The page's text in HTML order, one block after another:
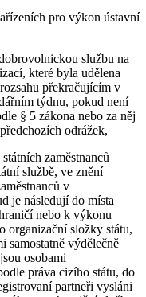
pro výkon ústavní
službu na
které byla udělena
překračujícím v
týdnu, pokud není
§ 5 zákona nebo za něj
odrážek,
zaměstnanců
službě, ve znění
v
je následují do místa
nebo k výkonu
organizační složky státu,
samostatně výdělečně
osobami
práva cizího státu, do
partneři vysláni